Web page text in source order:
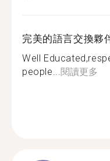
完美的語言交換夥
Well
people...閱讀更多